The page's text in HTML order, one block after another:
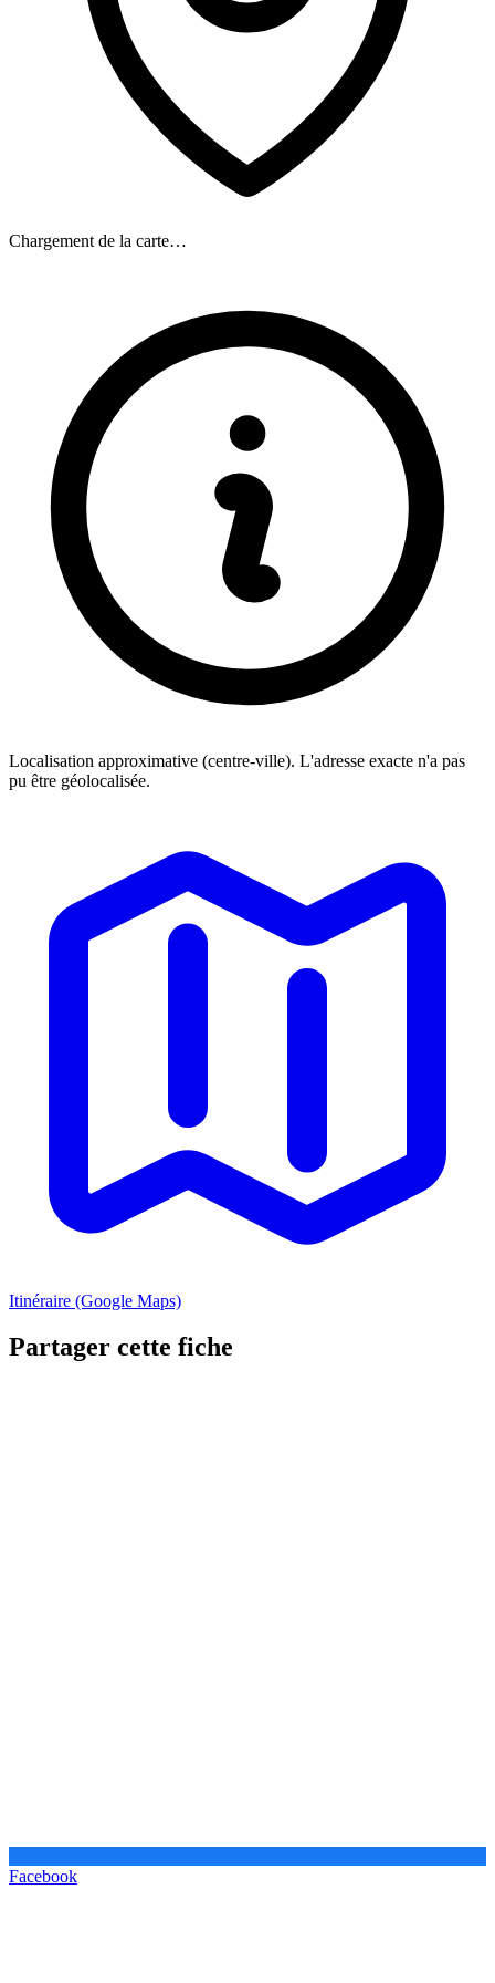
Chargement de la carte…
Localisation approximative (centre-ville). L'adresse exacte n'a pas
pu être géolocalisée.
Itinéraire (Google Maps)
Partager cette fiche
Facebook